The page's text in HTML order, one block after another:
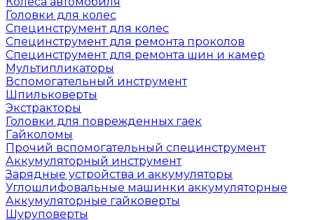
Головки для колес
Специнструмент для колес
Специнструмент для ремонта проколов
Специнструмент для ремонта шин и камер
Мультипликаторы
Вспомогательный инструмент
Шпильковерты
Экстракторы
Головки для поврежденных гаек
Гайколомы
Прочий вспомогательный специнструмент
Аккумуляторный инструмент
Зарядные устройства и аккумуляторы
Углошлифовальные машинки аккумуляторные
Аккумуляторные гайковерты
Шуруповерты